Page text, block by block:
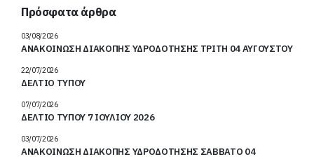
Πρόσφατα άρθρα
ΑΝΑΚΟΙΝΩΣΗ ΔΙΑΚΟΠΗΣ ΥΔΡΟΔΟΤΗΣΗΣ ΤΡΙΤΗ 04 ΑΥΓΟΥΣΤΟΥ
03/08/2026
ΔΕΛΤΙΟ ΤΥΠΟΥ
22/07/2026
ΔΕΛΤΙΟ ΤΥΠΟΥ 7 ΙΟΥΛΙΟΥ 2026
07/07/2026
ΑΝΑΚΟΙΝΩΣΗ ΔΙΑΚΟΠΗΣ ΥΔΡΟΔΟΤΗΣΗΣ ΣΑΒΒΑΤΟ 04
03/07/2026